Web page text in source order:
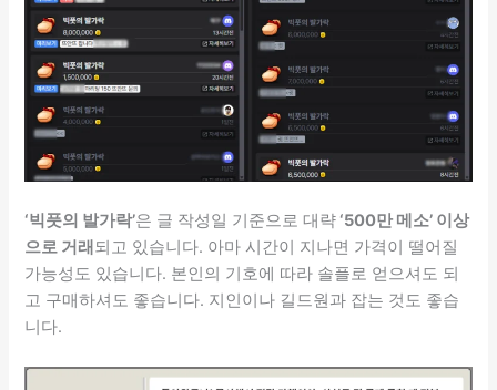
‘빅풋의 발가락’은 글 작성일 기준으로 대략 ‘500만 메소’ 이상
으로 거래 되고 있습니다. 아마 시간이 지나면 가격이 떨어질
가능성도 있습니다. 본인의 기호에 따라 솔플로 얻으셔도 되
고 구매하셔도 좋습니다. 지인이나 길드원과 잡는 것도 좋습
니다.